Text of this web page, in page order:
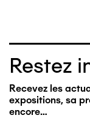
Restez
Recevez les
expositions, sa
encore…